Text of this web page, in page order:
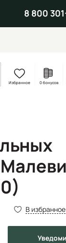
8 800
Избранное 0 бонусов
В избранное